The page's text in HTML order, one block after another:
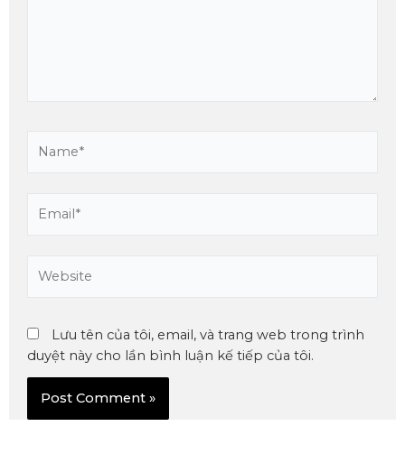
Lưu tên của tôi, email, và trang web trong trình
duyệt này cho lần bình luận kế tiếp của tôi.